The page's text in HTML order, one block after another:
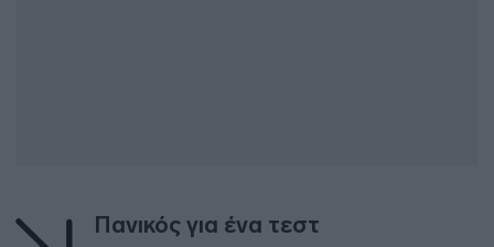
Πανικός για ένα τεστ